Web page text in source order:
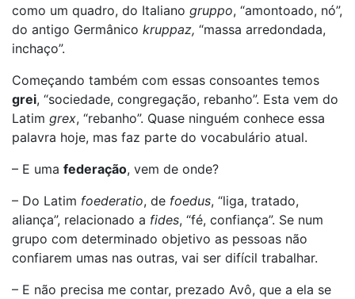
como um quadro, do Italiano gruppo, “amontoado, nó”,
do antigo Germânico kruppaz, “massa arredondada,
inchaço”.
Começando também com essas consoantes temos
grei, “sociedade, congregação, rebanho”. Esta vem do
Latim grex, “rebanho”. Quase ninguém conhece essa
palavra hoje, mas faz parte do vocabulário atual.
– E uma federação, vem de onde?
– Do Latim foederatio, de foedus, “liga, tratado,
aliança”, relacionado a fides, “fé, confiança”. Se num
grupo com determinado objetivo as pessoas não
confiarem umas nas outras, vai ser difícil trabalhar.
– E não precisa me contar, prezado Avô, que a ela se